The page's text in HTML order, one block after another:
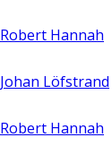
Robert Hannah
Johan Löfstrand
Robert Hannah